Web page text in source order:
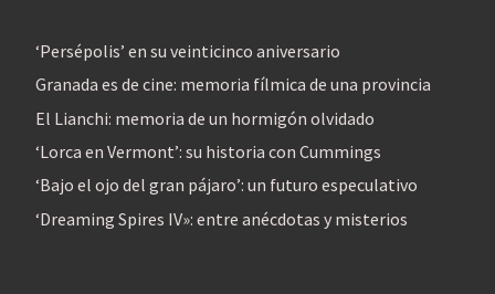
‘Persépolis’ en su veinticinco aniversario
Granada es de cine: memoria fílmica de una provincia
El Lianchi: memoria de un hormigón olvidado
‘Lorca en Vermont’: su historia con Cummings
‘Bajo el ojo del gran pájaro’: un futuro especulativo
‘Dreaming Spires IV»: entre anécdotas y misterios